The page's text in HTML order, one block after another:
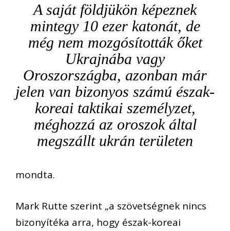
A saját földjükön képeznek
mintegy 10 ezer katonát, de
még nem mozgósították őket
Ukrajnába vagy
Oroszországba, azonban már
jelen van bizonyos számú észak-
koreai taktikai személyzet,
méghozzá az oroszok által
megszállt ukrán területen
mondta.
Mark Rutte szerint „a szövetségnek nincs
bizonyítéka arra, hogy észak-koreai